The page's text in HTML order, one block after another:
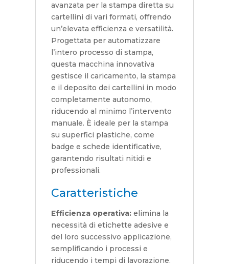
avanzata per la stampa diretta su
cartellini di vari formati, offrendo
un’elevata efficienza e versatilità.
Progettata per automatizzare
l’intero processo di stampa,
questa macchina innovativa
gestisce il caricamento, la stampa
e il deposito dei cartellini in modo
completamente autonomo,
riducendo al minimo l’intervento
manuale. È ideale per la stampa
su superfici plastiche, come
badge e schede identificative,
garantendo risultati nitidi e
professionali.
Caratteristiche
Efficienza operativa: elimina la
necessità di etichette adesive e
del loro successivo applicazione,
semplificando i processi e
riducendo i tempi di lavorazione.